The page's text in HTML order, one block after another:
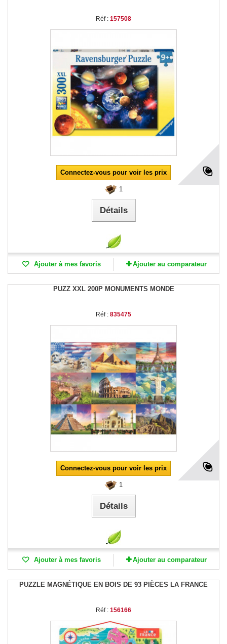
Réf : 157508
Connectez-vous pour voir les prix
1
Détails
Ajouter à mes favoris Ajouter au comparateur
PUZZ XXL 200P MONUMENTS MONDE
Réf : 835475
Connectez-vous pour voir les prix
1
Détails
Ajouter à mes favoris Ajouter au comparateur
PUZZLE MAGNÉTIQUE EN BOIS DE 93 PIÈCES LA FRANCE
Réf : 156166